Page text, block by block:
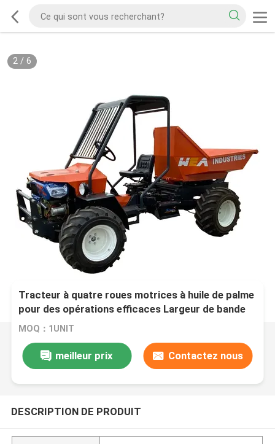
2/ 6
Tracteur à quatre roues motrices à huile de palme
pour des opérations efficaces Largeur de bande
de roulement 1325 mm
MOQ：1UNIT
meilleur prix Contactez nous
DESCRIPTION DE PRODUIT